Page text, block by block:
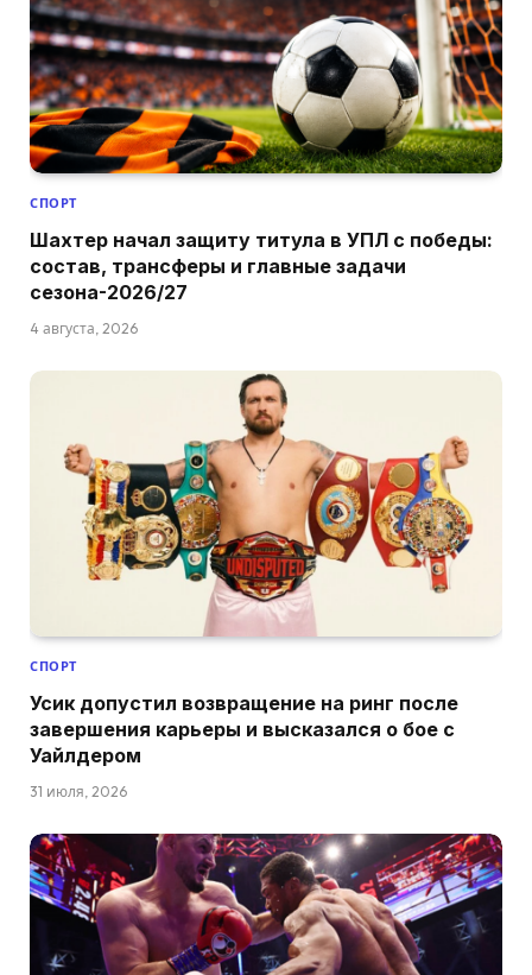
СПОРТ
Шахтер начал защиту титула в УПЛ с победы:
состав, трансферы и главные задачи
сезона-2026/27
4 августа, 2026
СПОРТ
Усик допустил возвращение на ринг после
завершения карьеры и высказался о бое с
Уайлдером
31 июля, 2026